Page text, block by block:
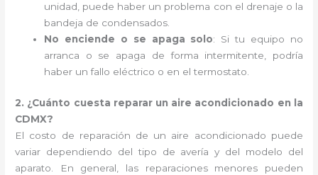
unidad, puede haber un problema con el drenaje o la
bandeja de condensados.
No enciende o se apaga solo: Si tu equipo no
arranca o se apaga de forma intermitente, podría
haber un fallo eléctrico o en el termostato.
2. ¿Cuánto cuesta reparar un aire acondicionado en la
CDMX?
El costo de reparación de un aire acondicionado puede
variar dependiendo del tipo de avería y del modelo del
aparato. En general, las reparaciones menores pueden